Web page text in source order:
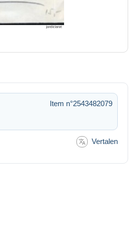
Item n°2543482079
Vertalen